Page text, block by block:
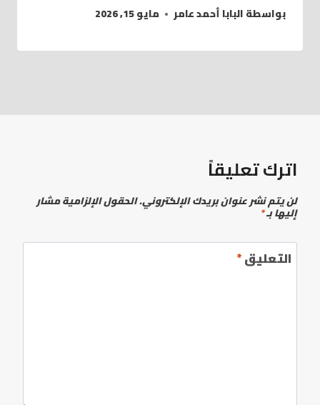
بواسطةالبابا أحمد عامر مايو 15, 2026
اترك تعليقاً
لن يتم نشر عنوان بريدك الإلكتروني.الحقول الإلزامية مشار
إليها بـ*
التعليق*